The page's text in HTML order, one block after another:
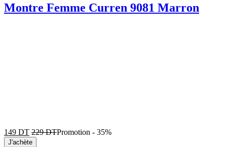
Montre Femme Curren 9081 Marron
149 DT 229DTPromotion - 35%
J'achète